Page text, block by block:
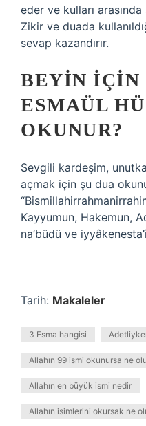
eder ve kulları arasında
Zikir ve duada
sevap kazandırır.
BEYIN IÇIN
ESMAÜL
OKUNUR?
Sevgili kardeşim,
açmak için şu dua
Kayyumun, Hakemun,
na’büdü ve
Tarih: Makaleler
3 Esma hangisi
Allahın 99 ismi okunursa ne
Allahın en büyük ismi nedir
Allahın isimlerini okursak ne